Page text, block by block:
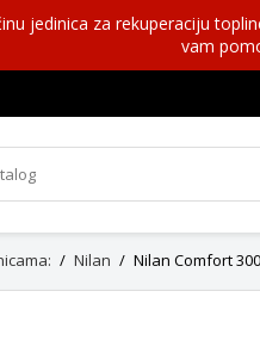
jedinica za rekuperaciju
vam
Nilan Nilan Comfort